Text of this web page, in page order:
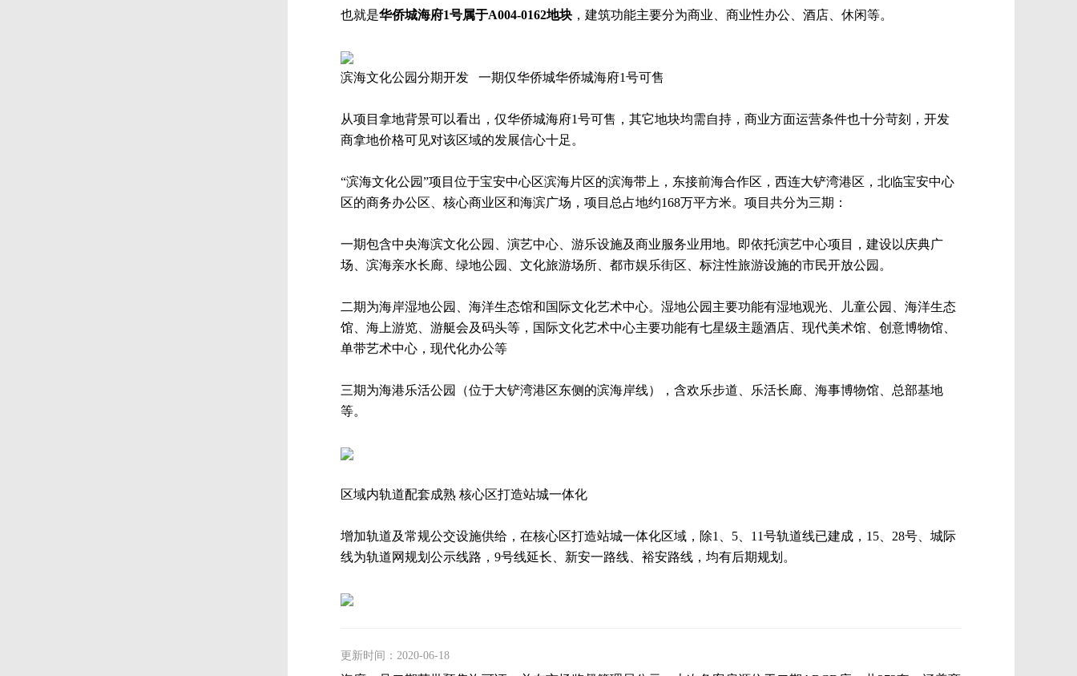
也就是华侨城海府1号属于A004-0162地块 ，建筑功能主要分为商业、商业性办公、酒店、休闲等。
滨海文化公园分期开发 一期仅华侨城华侨城海府1号可售
从项目拿地背景可以看出，仅华侨城海府1号可售，其它地块均需自持，商业方面运营条件也十分苛刻，开发
商拿地价格可见对该区域的发展信心十足。
“滨海文化公园”项目位于宝安中心区滨海片区的滨海带上，东接前海合作区，西连大铲湾港区，北临宝安中心
区的商务办公区、核心商业区和海滨广场，项目总占地约168万平方米。项目共分为三期：
一期包含中央海滨文化公园、演艺中心、游乐设施及商业服务业用地。即依托演艺中心项目，建设以庆典广
场、滨海亲水长廊、绿地公园、文化旅游场所、都市娱乐街区、标注性旅游设施的市民开放公园。
二期为海岸湿地公园、海洋生态馆和国际文化艺术中心。湿地公园主要功能有湿地观光、儿童公园、海洋生态
馆、海上游览、游艇会及码头等，国际文化艺术中心主要功能有七星级主题酒店、现代美术馆、创意博物馆、
单带艺术中心，现代化办公等
三期为海港乐活公园（位于大铲湾港区东侧的滨海岸线），含欢乐步道、乐活长廊、海事博物馆、总部基地
等。
区域内轨道配套成熟 核心区打造站城一体化
增加轨道及常规公交设施供给，在核心区打造站城一体化区域，除1、5、11号轨道线已建成，15、28号、城际
线为轨道网规划公示线路，9号线延长、新安一路线、裕安路线，均有后期规划。
更新时间：2020-06-18